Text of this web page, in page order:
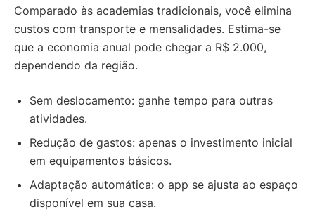
Comparado às academias tradicionais, você elimina
custos com transporte e mensalidades. Estima-se
que a economia anual pode chegar a R$ 2.000,
dependendo da região.
Sem deslocamento: ganhe tempo para outras
atividades.
Redução de gastos: apenas o investimento inicial
em equipamentos básicos.
Adaptação automática: o app se ajusta ao espaço
disponível em sua casa.